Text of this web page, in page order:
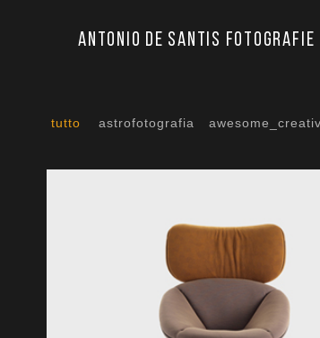
Antonio De Santis Fotografie
tutto astrofotografia